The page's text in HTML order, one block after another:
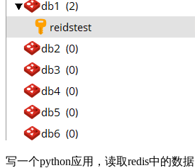
写一个python应用，读取redis中的数据